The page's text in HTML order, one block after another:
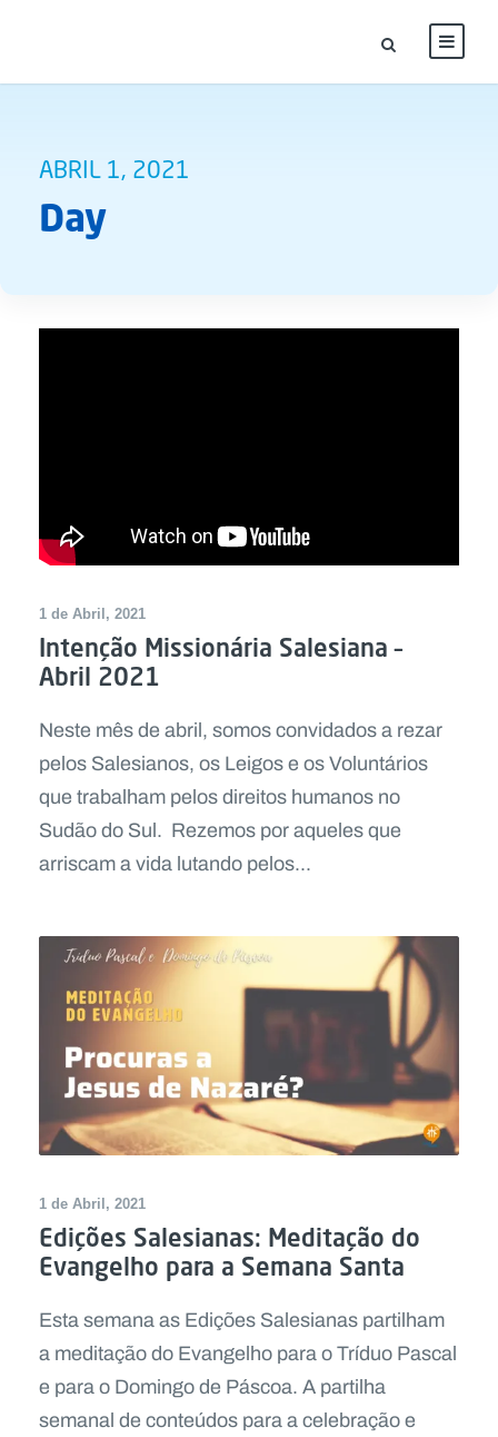
ABRIL 1, 2021
Day
1 de Abril, 2021
Intenção Missionária Salesiana –
Abril 2021
Neste mês de abril, somos convidados a rezar
pelos Salesianos, os Leigos e os Voluntários
que trabalham pelos direitos humanos no
Sudão do Sul. Rezemos por aqueles que
arriscam a vida lutando pelos...
1 de Abril, 2021
Edições Salesianas: Meditação do
Evangelho para a Semana Santa
Esta semana as Edições Salesianas partilham
a meditação do Evangelho para o Tríduo Pascal
e para o Domingo de Páscoa. A partilha
semanal de conteúdos para a celebração e